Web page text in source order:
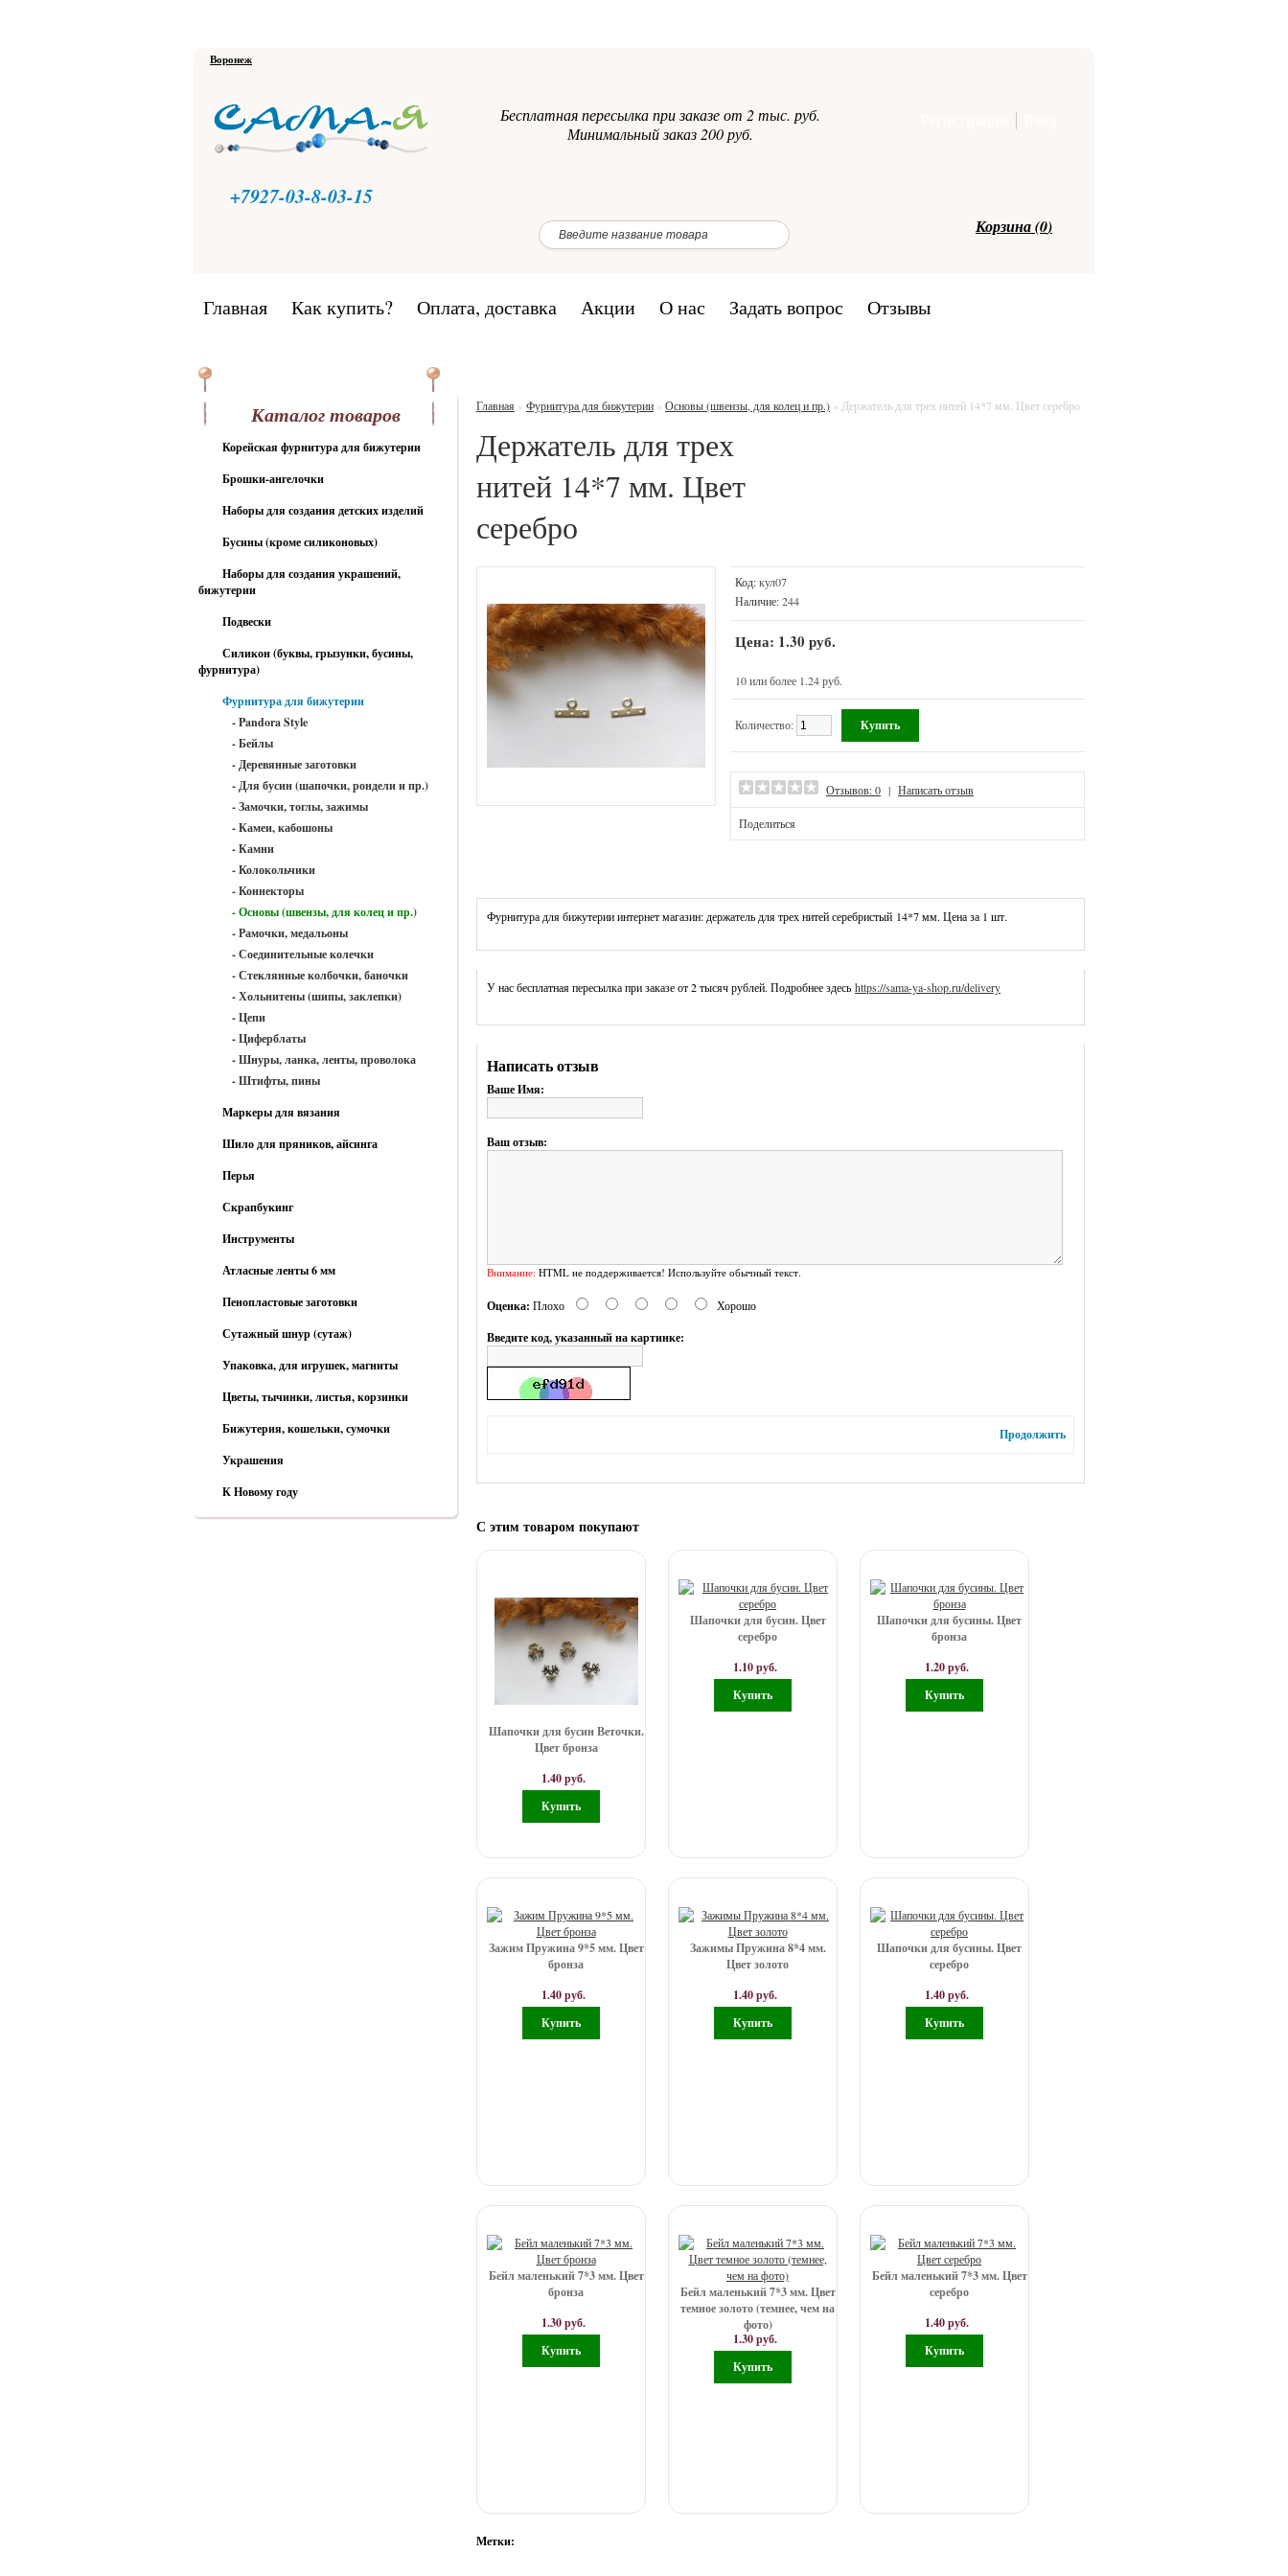
Воронеж
Бесплатная пересылка при заказе от 2 тыс. руб.
Минимальный заказ 200 руб.
+7927-03-8-03-15
Корзина (0)
Главная Как купить? Оплата, доставка Акции О нас Задать вопрос Отзывы
Каталог товаров
Корейская фурнитура для бижутерии
Брошки-ангелочки
Наборы для создания детских изделий
Бусины (кроме силиконовых)
Наборы для создания украшений,
бижутерии
Подвески
Силикон (буквы, грызунки, бусины,
фурнитура)
Фурнитура для бижутерии
- Pandora Style
- Бейлы
- Деревянные заготовки
- Для бусин (шапочки, рондели и пр.)
- Замочки, тоглы, зажимы
- Камеи, кабошоны
- Камни
- Колокольчики
- Коннекторы
- Основы (швензы, для колец и пр.)
- Рамочки, медальоны
- Соединительные колечки
- Стеклянные колбочки, баночки
- Хольнитены (шипы, заклепки)
- Цепи
- Циферблаты
- Шнуры, ланка, ленты, проволока
- Штифты, пины
Маркеры для вязания
Шило для пряников, айсинга
Перья
Скрапбукинг
Инструменты
Атласные ленты 6 мм
Пенопластовые заготовки
Сутажный шнур (сутаж)
Упаковка, для игрушек, магниты
Цветы, тычинки, листья, корзинки
Бижутерия, кошельки, сумочки
Украшения
К Новому году
Главная » Фурнитура для бижутерии » Основы (швензы, для колец и пр.) » Держатель для трех нитей 14*7 мм. Цвет серебро
Держатель для трех
нитей 14*7 мм. Цвет
серебро
Код:кул07
Наличие:244
Цена: 1.30 руб.
10 или более 1.24 руб.
Количество:
Отзывов: 0 | Написать отзыв
Поделиться
Фурнитура для бижутерии интернет магазин: держатель для трех нитей серебристый 14*7 мм. Цена за 1 шт.
У нас бесплатная пересылка при заказе от 2 тысяч рублей. Подробнее здесь https://sama-ya-shop.ru/delivery
Написать отзыв
Ваше Имя:
Ваш отзыв:
Внимание: HTML не поддерживается! Используйте обычный текст.
Оценка: Плохо Хорошо
Введите код, указанный на картинке:
Продолжить
С этим товаром покупают
Шапочки для бусин Веточки.
Цвет бронза
1.40 руб.
Шапочки для бусин. Цвет
серебро
1.10 руб.
Шапочки для бусины. Цвет
бронза
1.20 руб.
Зажим Пружина 9*5 мм. Цвет
бронза
1.40 руб.
Зажимы Пружина 8*4 мм.
Цвет золото
1.40 руб.
Шапочки для бусины. Цвет
серебро
1.40 руб.
Бейл маленький 7*3 мм. Цвет
бронза
1.30 руб.
Бейл маленький 7*3 мм. Цвет
темное золото (темнее, чем на
фото)
1.30 руб.
Бейл маленький 7*3 мм. Цвет
серебро
1.40 руб.
Метки: